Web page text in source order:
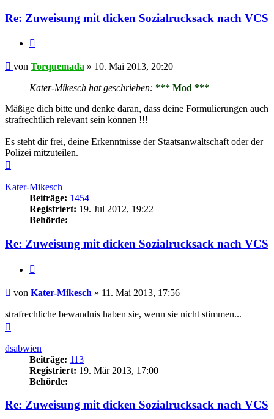
Re: Zuweisung mit dicken Sozialrucksack nach VCS
Beitrag
von Torquemada » 10. Mai 2013, 20:20
Kater-Mikesch hat geschrieben: *** Mod ***
Mäßige dich bitte und denke daran, dass deine Formulierungen auch
strafrechtlich relevant sein können !!!
Es steht dir frei, deine Erkenntnisse der Staatsanwaltschaft oder der
Polizei mitzuteilen.
Kater-Mikesch
Beiträge: 1454
Registriert: 19. Jul 2012, 19:22
Behörde:
Re: Zuweisung mit dicken Sozialrucksack nach VCS
Beitrag
von Kater-Mikesch » 11. Mai 2013, 17:56
strafrechliche bewandnis haben sie, wenn sie nicht stimmen...
dsabwien
Beiträge: 113
Registriert: 19. Mär 2013, 17:00
Behörde:
Re: Zuweisung mit dicken Sozialrucksack nach VCS